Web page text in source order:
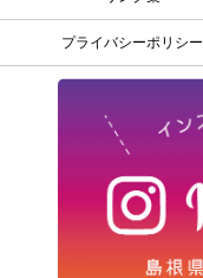
プライバシーポリシー